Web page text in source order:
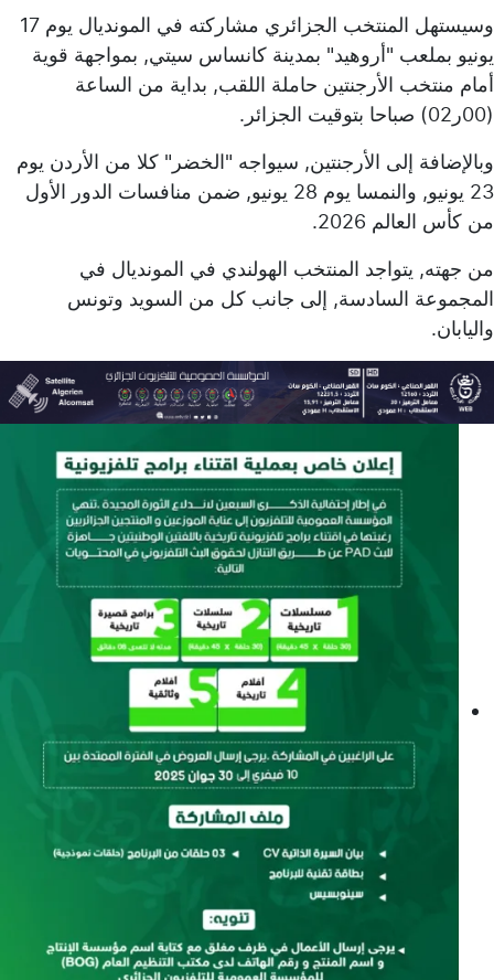
وسيستهل المنتخب الجزائري مشاركته في المونديال يوم 17
يونيو بملعب "أروهيد" بمدينة كانساس سيتي, بمواجهة قوية
أمام منتخب الأرجنتين حاملة اللقب, بداية من الساعة
(00ر02) صباحا بتوقيت الجزائر.
وبالإضافة إلى الأرجنتين, سيواجه "الخضر" كلا من الأردن يوم
23 يونيو, والنمسا يوم 28 يونيو, ضمن منافسات الدور الأول
من كأس العالم 2026.
من جهته, يتواجد المنتخب الهولندي في المونديال في
المجموعة السادسة, إلى جانب كل من السويد وتونس
واليابان.